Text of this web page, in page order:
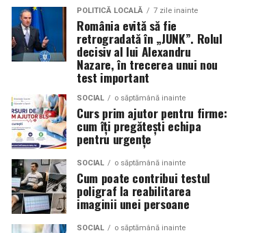
POLITICĂ LOCALĂ 7 zile inainte
România evită să fie
retrogradată în „JUNK”. Rolul
decisiv al lui Alexandru
Nazare, în trecerea unui nou
test important
SOCIAL o săptămână inainte
Curs prim ajutor pentru firme:
cum îți pregătești echipa
pentru urgențe
SOCIAL o săptămână inainte
Cum poate contribui testul
poligraf la reabilitarea
imaginii unei persoane
SOCIAL o săptămână inainte